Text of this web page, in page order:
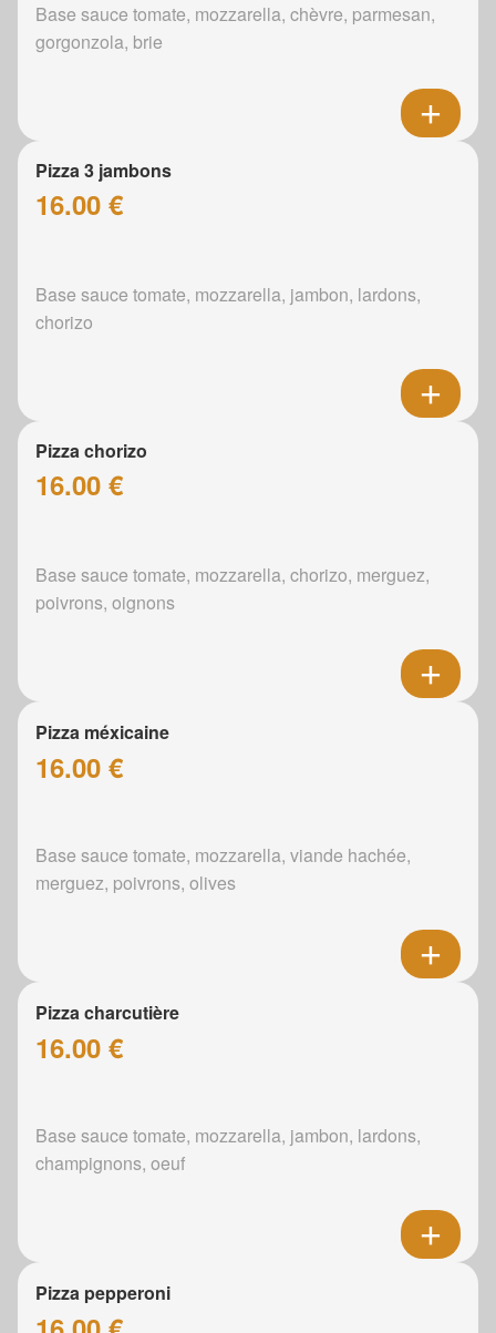
Base sauce tomate, mozzarella, chèvre, parmesan,
gorgonzola, brie
Pizza 3 jambons
16.00 €
Base sauce tomate, mozzarella, jambon, lardons,
chorizo
Pizza chorizo
16.00 €
Base sauce tomate, mozzarella, chorizo, merguez,
poivrons, oignons
Pizza méxicaine
16.00 €
Base sauce tomate, mozzarella, viande hachée,
merguez, poivrons, olives
Pizza charcutière
16.00 €
Base sauce tomate, mozzarella, jambon, lardons,
champignons, oeuf
Pizza pepperoni